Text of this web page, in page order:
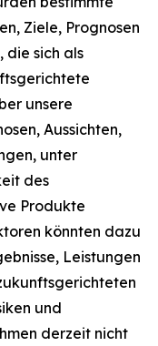
Ziele, Prognosen
die sich als
unsere
Aussichten,
unter
des
Produkte
könnten dazu
Leistungen
und
derzeit nicht